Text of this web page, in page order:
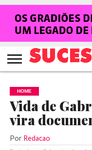
HOME
NOTÍCIAS
SHOWS
ENTREVISTAS
CLIQUES
RANKING
CROWLEY
TV
SUCESSO!
REVISTA
SUCESSO!
HOME
Vida de
vira
Por Redacao